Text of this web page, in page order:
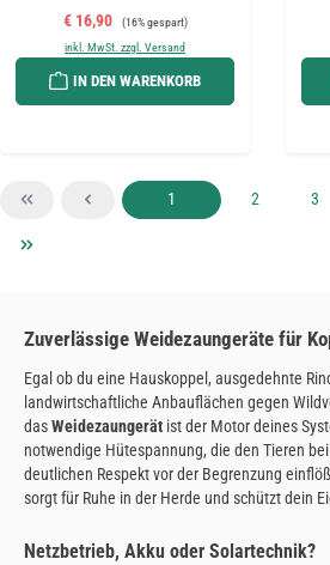
Verkaufspreis:
€ 16,90 Regulärer Preis:
(16% gespart)
inkl. MwSt. zzgl. Versand
IN DEN WARENKORB
Seite
1 Seite
2 3
Zuverlässige Weidezaungeräte für
Egal ob du eine Hauskoppel, ausgedehnte
landwirtschaftliche Anbauflächen gegen
dasWeidezaungerät ist der Motor deines
notwendige Hütespannung, die den Tieren
deutlichen Respekt vor der Begrenzung
sorgt für Ruhe in der Herde und schützt dein
Netzbetrieb, Akku oder Solartechnik?